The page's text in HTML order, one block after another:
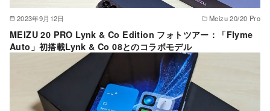
2023年9月12日 Meizu 20/20 Pro
MEIZU 20 PRO Lynk & Co Edition フォトツアー：「Flyme
Auto」初搭載Lynk & Co 08とのコラボモデル